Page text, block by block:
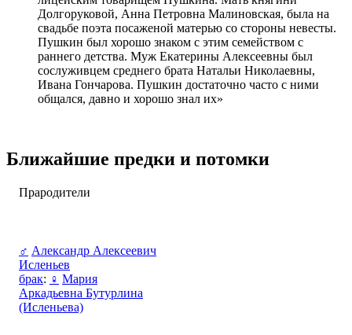
Долгоруковой, Анна Петровна Малиновская, была на
свадьбе поэта посаженой матерью со стороны невесты.
Пушкин был хорошо знаком с этим семейством с
раннего детства. Муж Екатерины Алексеевны был
сослуживцем среднего брата Натальи Николаевны,
Ивана Гончарова. Пушкин достаточно часто с ними
общался, давно и хорошо знал их»
Ближайшие предки и потомки
Прародители
♂ Александр Алексеевич
Исленьев
брак: ♀ Мария
Аркадьевна Бутурлина
(Исленьева)